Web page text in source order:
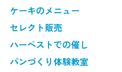
ケーキのメニュー
セレクト販売
ハーベストでの催し
パンづくり体験教室